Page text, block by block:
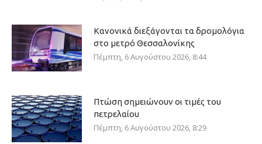
Κανονικά διεξάγονται τα δρομολόγια
στο μετρό Θεσσαλονίκης
Πέμπτη, 6 Αυγούστου 2026, 8:44
Πτώση σημειώνουν οι τιμές του
πετρελαίου
Πέμπτη, 6 Αυγούστου 2026, 8:29